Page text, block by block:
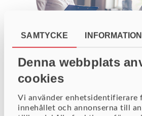
SAMTYCKE INFORMATION
Denna webbplats
cookies
Vi använder enhetsidentifierare
innehållet och annonserna till
Med en sann bild av